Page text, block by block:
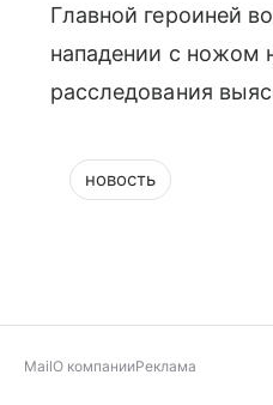
Главной героиней
нападении с ножом
расследования
новость
MailО компанииРеклама